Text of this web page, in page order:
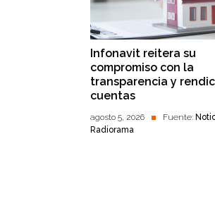
Infonavit reitera su
compromiso con la
transparencia y
cuentas
agosto 5, 2026 Fuente:
Radiorama